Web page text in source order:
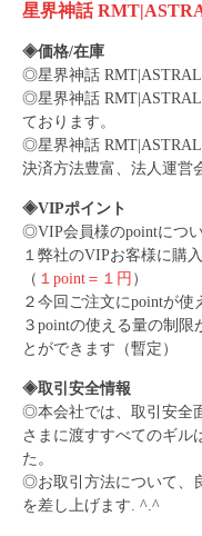
星界神話
◈価格/在庫
◎星界神話
◎星界神話
ております。
◎星界神話
決済方法豊富、法人運営
◈VIPポイント
◎VIP会員様のpointにつ
１弊社のVIPお客様に購
（ １point＝１円 ）
２今回ご注文にpointが使
３pointの使える量の制
とができます（暫定）
◈取引安全情報
◎本会社では、取引安全
さまに渡すすべてのギル
た。
◎お取引方法について、
を差し上げます. ^.^